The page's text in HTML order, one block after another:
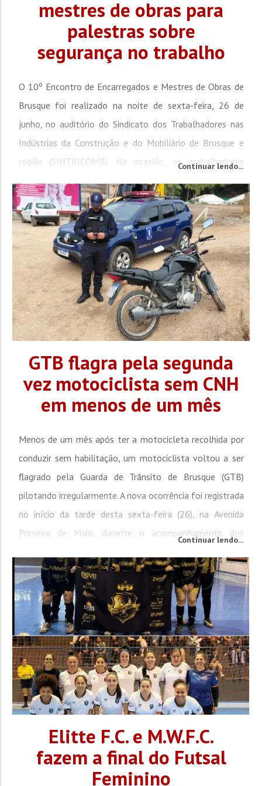
mestres de obras para
palestras sobre
segurança no trabalho
O 10º Encontro de Encarregados e Mestres de Obras de
Brusque foi realizado na noite de sexta-feira, 26 de
junho, no auditório do Sindicato dos Trabalhadores nas
Indústrias da Construção e do Mobiliário de Brusque e
região (SINTRICOMB). Na ocasião, os trabalhadores
pelo técnico em segurança do trabalho e bombeiro civil,
Clóvis Lewin, e pela médica Gabriela Marcos...
Continuar lendo...
GTB flagra pela segunda
vez motociclista sem CNH
em menos de um mês
Menos de um mês após ter a motocicleta recolhida por
conduzir sem habilitação, um motociclista voltou a ser
flagrado pela Guarda de Trânsito de Brusque (GTB)
pilotando irregularmente. A nova ocorrência foi registrada
no início da tarde desta sexta-feira (26), na Avenida
Primeiro de Maio, durante o acompanhamento dos
da GTB atuavam na organização do...
Continuar lendo...
Elitte F.C. e M.W.F.C.
fazem a final do Futsal
Feminino